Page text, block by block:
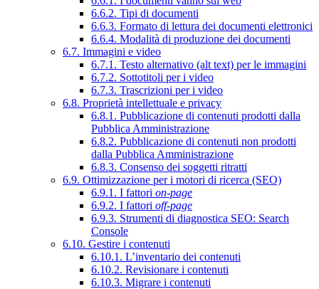
6.6.2. Tipi di documenti
6.6.3. Formato di lettura dei documenti elettronici
6.6.4. Modalità di produzione dei documenti
6.7. Immagini e video
6.7.1. Testo alternativo (alt text) per le immagini
6.7.2. Sottotitoli per i video
6.7.3. Trascrizioni per i video
6.8. Proprietà intellettuale e privacy
6.8.1. Pubblicazione di contenuti prodotti dalla
Pubblica Amministrazione
6.8.2. Pubblicazione di contenuti non prodotti
dalla Pubblica Amministrazione
6.8.3. Consenso dei soggetti ritratti
6.9. Ottimizzazione per i motori di ricerca (SEO)
6.9.1. I fattori on-page
6.9.2. I fattori off-page
6.9.3. Strumenti di diagnostica SEO: Search
Console
6.10. Gestire i contenuti
6.10.1. L’inventario dei contenuti
6.10.2. Revisionare i contenuti
6.10.3. Migrare i contenuti